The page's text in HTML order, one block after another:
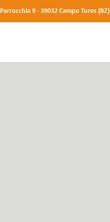
Parrocchia 9 - 39032 Campo Tures (BZ)